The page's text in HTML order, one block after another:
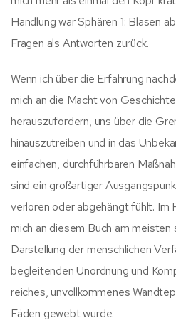
Handlung war Sphären 1: Blasen
Fragen als Antworten zurück.
Wenn ich über die Erfahrung
mich an die Macht von
herauszufordern, uns über die
hinauszutreiben und in das
einfachen, durchführbaren
sind ein großartiger
verloren oder abgehängt fühlt. Im
mich an diesem Buch am meisten
Darstellung der menschlichen
begleitenden Unordnung und
reiches, unvollkommenes
Fäden gewebt wurde.